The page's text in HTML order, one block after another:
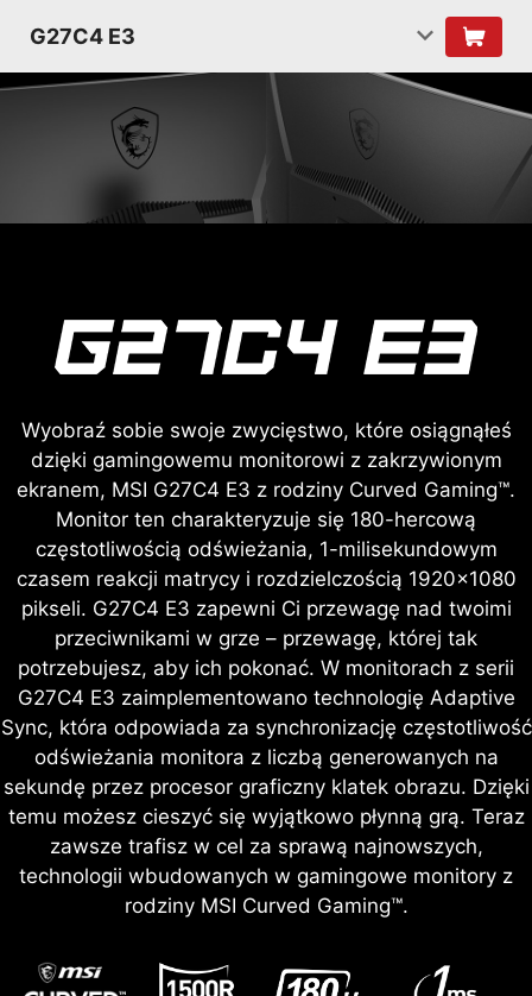
G27C4 E3
Wyobraź sobie swoje zwycięstwo, które osiągnąłeś
dzięki gamingowemu monitorowi z zakrzywionym
ekranem, MSI G27C4 E3 z rodziny Curved Gaming™.
Monitor ten charakteryzuje się 180-hercową
częstotliwością odświeżania, 1-milisekundowym
czasem reakcji matrycy i rozdzielczością 1920x1080
pikseli. G27C4 E3 zapewni Ci przewagę nad twoimi
przeciwnikami w grze – przewagę, której tak
potrzebujesz, aby ich pokonać. W monitorach z serii
G27C4 E3 zaimplementowano technologię Adaptive
Sync, która odpowiada za synchronizację częstotliwość
odświeżania monitora z liczbą generowanych na
sekundę przez procesor graficzny klatek obrazu. Dzięki
temu możesz cieszyć się wyjątkowo płynną grą. Teraz
zawsze trafisz w cel za sprawą najnowszych,
technologii wbudowanych w gamingowe monitory z
rodziny MSI Curved Gaming™.